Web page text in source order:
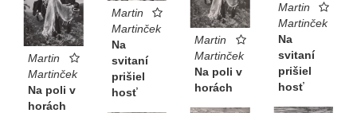
Martin
Martinček
Na
svitaní
prišiel
hosť
Martin
Martinček
Na
svitaní
prišiel
hosť
Martin
Martinček
Na poli v
horách
Martin
Martinček
Na poli v
horách